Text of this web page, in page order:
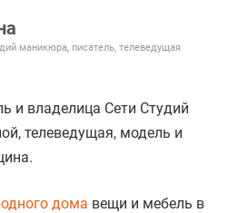
маникюра, писатель, телеведущая
и владелица Сети Студий
телеведущая, модель и
дома вещи и мебель в